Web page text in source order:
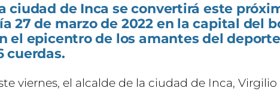
ciudad de Inca se convertirá este
27 de marzo de 2022 en la capital del
el epicentro de los amantes del
cuerdas.
viernes, el alcalde de la ciudad de Inca, Virgilio